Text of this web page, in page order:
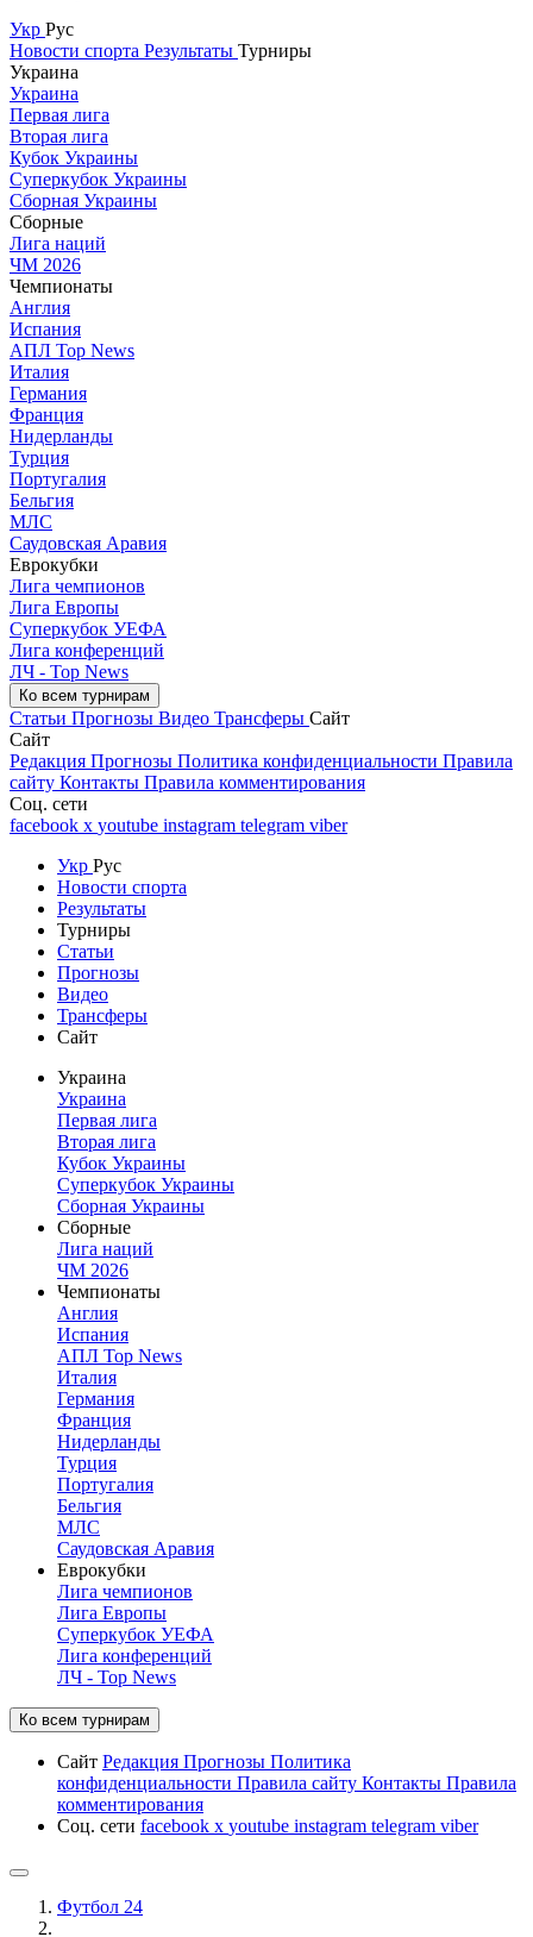
Укр Рус
Новости спорта Результаты Турниры
Украина
Украина
Первая лига
Вторая лига
Кубок Украины
Суперкубок Украины
Сборная Украины
Сборные
Лига наций
ЧМ 2026
Чемпионаты
Англия
Испания
АПЛ Top News
Италия
Германия
Франция
Нидерланды
Турция
Португалия
Бельгия
МЛС
Саудовская Аравия
Еврокубки
Лига чемпионов
Лига Европы
Суперкубок УЕФА
Лига конференций
ЛЧ - Top News
Ко всем турнирам
Статьи Прогнозы Видео Трансферы Сайт
Сайт
Редакция Прогнозы Политика конфиденциальности Правила
сайту Контакты Правила комментирования
Соц. сети
facebook x youtube instagram telegram viber
Укр Рус
Новости спорта
Результаты
Турниры
Статьи
Прогнозы
Видео
Трансферы
Сайт
Украина
Украина
Первая лига
Вторая лига
Кубок Украины
Суперкубок Украины
Сборная Украины
Сборные
Лига наций
ЧМ 2026
Чемпионаты
Англия
Испания
АПЛ Top News
Италия
Германия
Франция
Нидерланды
Турция
Португалия
Бельгия
МЛС
Саудовская Аравия
Еврокубки
Лига чемпионов
Лига Европы
Суперкубок УЕФА
Лига конференций
ЛЧ - Top News
Ко всем турнирам
Сайт Редакция Прогнозы Политика
конфиденциальности Правила сайту Контакты Правила
комментирования
Соц. сети facebook x youtube instagram telegram viber
Футбол 24